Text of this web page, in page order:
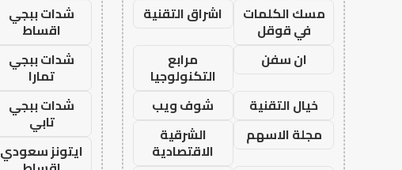
مسك الكلمات
في قوقل
اشراق التقنية
ان سفن
مرابع
التكنولوجيا
خيال التقنية
شوف ويب
مجلة الاسهم
الشرقية
الاقتصادية
شدات ببجي
اقساط
شدات ببجي
تمارا
شدات ببجي
تابي
ايتونز سعودي